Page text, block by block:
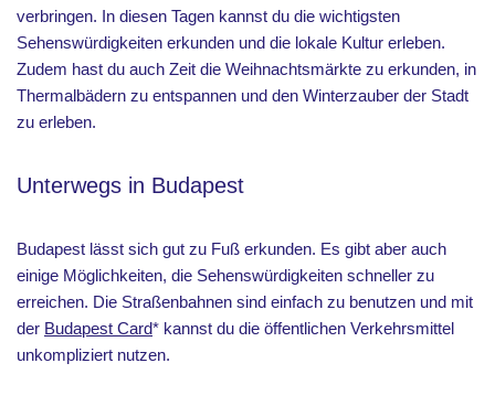
verbringen. In diesen Tagen kannst du die wichtigsten
Sehenswürdigkeiten erkunden und die lokale Kultur erleben.
Zudem hast du auch Zeit die Weihnachtsmärkte zu erkunden, in
Thermalbädern zu entspannen und den Winterzauber der Stadt
zu erleben.
Unterwegs in Budapest
Budapest lässt sich gut zu Fuß erkunden. Es gibt aber auch
einige Möglichkeiten, die Sehenswürdigkeiten schneller zu
erreichen. Die Straßenbahnen sind einfach zu benutzen und mit
der Budapest Card* kannst du die öffentlichen Verkehrsmittel
unkompliziert nutzen.